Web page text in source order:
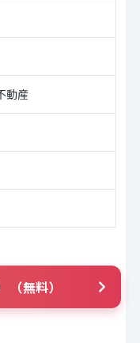
動産
無料）